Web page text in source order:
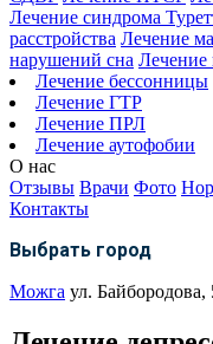
Лечение синдрома
расстройства Лечение
нарушений сна Лечение
Лечение бессонницы
Лечение ГТР
Лечение ПРЛ
Лечение аутофобии
О нас
Отзывы Врачи Фото
Контакты
Выбрать город
Можга ул. Байбородова,